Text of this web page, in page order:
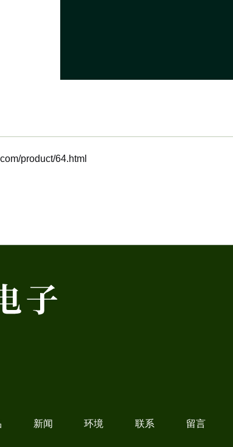
product/64.html
新闻 环境 联系 留言